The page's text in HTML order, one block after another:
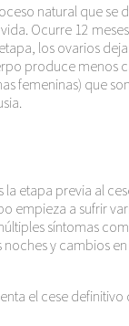
natural que se
Ocurre 12
los ovarios
produce menos
femeninas) que
la etapa previa al
empieza a sufrir
síntomas
y cambios en
el cese